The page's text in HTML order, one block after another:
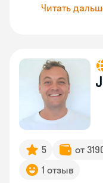
Читать
5 от
1 отзыв